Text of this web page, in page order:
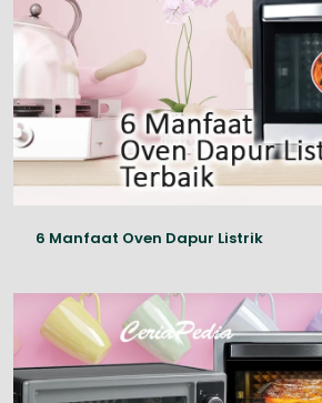
6 Manfaat Oven Dapur Listrik